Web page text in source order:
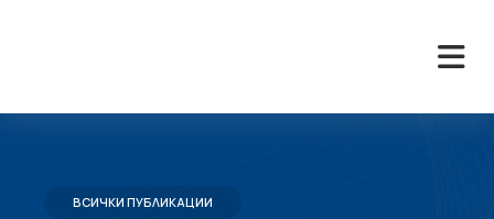
ВСИЧКИ ПУБЛИКАЦИИ